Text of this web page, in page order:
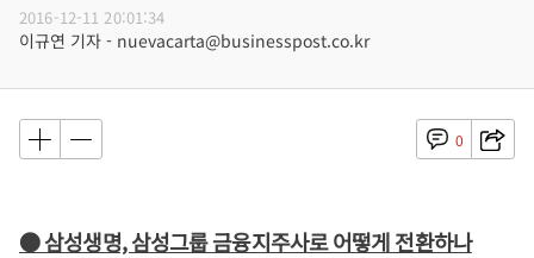
2016-12-11 20:01:34
이규연 기자 - nuevacarta@businesspost.co.kr
0
● 삼성생명, 삼성그룹 금융지주사로 어떻게 전환하나